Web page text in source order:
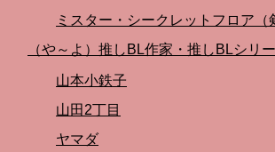
ミスター・シークレットフロア（
（や～よ）推しBL作家・推しBLシリ
山本小鉄子
山田2丁目
ヤマダ